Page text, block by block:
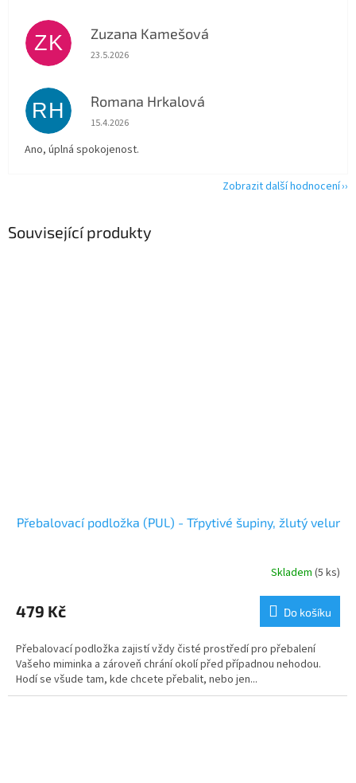
Související produkty
Přebalovací podložka (PUL) - Třpytivé šupiny, žlutý velur
Skladem (5 ks)
479 Kč Do košíku
Přebalovací podložka zajistí vždy čisté prostředí pro přebalení
Vašeho miminka a zároveň chrání okolí před případnou nehodou.
Hodí se všude tam, kde chcete přebalit, nebo jen...
ZK Zuzana Kamešová
Hodnocení obchodu je 5 z 5 hvězdiček.
23.5.2026
RH Romana Hrkalová
Hodnocení obchodu je 5 z 5 hvězdiček.
15.4.2026
Ano, úplná spokojenost.
Zobrazit další hodnocení